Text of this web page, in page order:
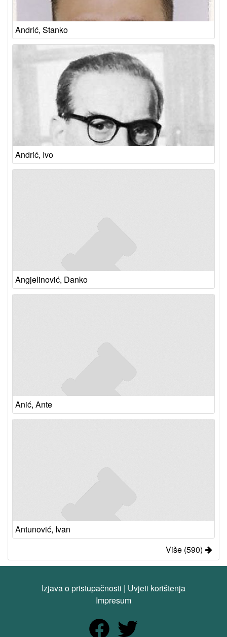
Andrić, Stanko
Andrić, Ivo
Angjelinović, Danko
Anić, Ante
Antunović, Ivan
Više (590)
Izjava o pristupačnosti | Uvjeti korištenja
Impresum